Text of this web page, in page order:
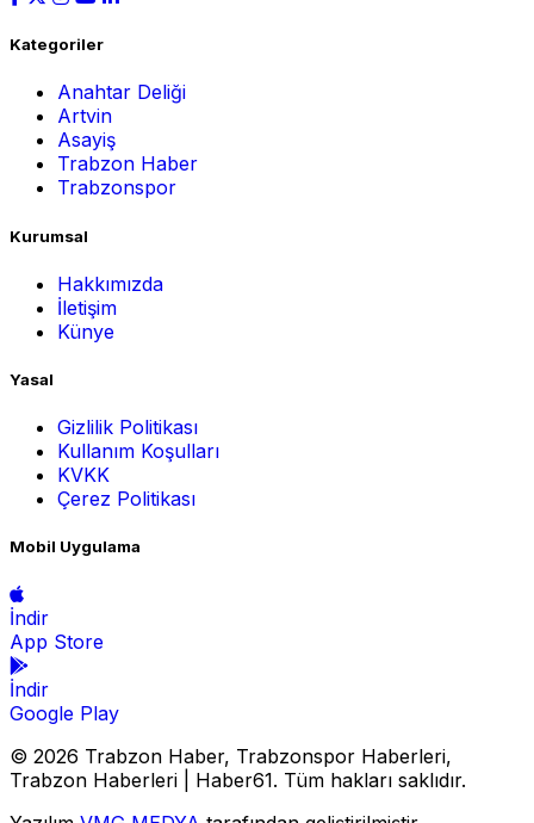
Kategoriler
Anahtar Deliği
Artvin
Asayiş
Trabzon Haber
Trabzonspor
Kurumsal
Hakkımızda
İletişim
Künye
Yasal
Gizlilik Politikası
Kullanım Koşulları
KVKK
Çerez Politikası
Mobil Uygulama
İndir
App Store
İndir
Google Play
© 2026 Trabzon Haber, Trabzonspor Haberleri,
Trabzon Haberleri | Haber61. Tüm hakları saklıdır.